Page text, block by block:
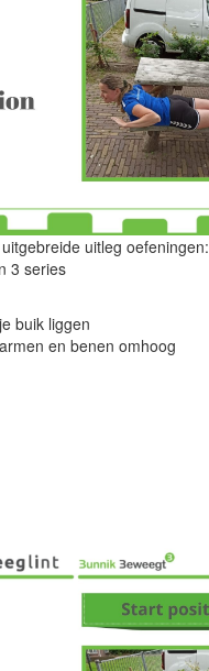
uitleg oefeningen:
3 series
buik liggen
en benen omhoog